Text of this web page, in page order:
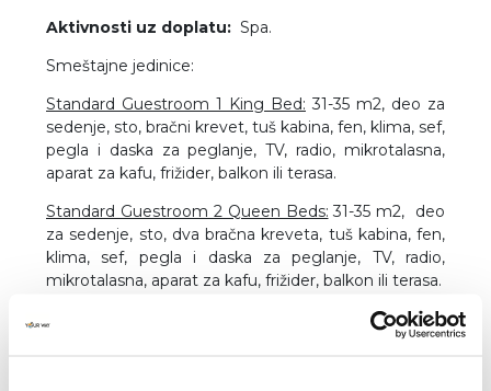
Aktivnosti uz doplatu: Spa.
Smeštajne jedinice:
Standard Guestroom 1 King Bed: 31-35 m2, deo za
sedenje, sto, bračni krevet, tuš kabina, fen, klima, sef,
pegla i daska za peglanje, TV, radio, mikrotalasna,
aparat za kafu, frižider, balkon ili terasa.
Standard Guestroom 2 Queen Beds: 31-35 m2, deo
za sedenje, sto, dva bračna kreveta, tuš kabina, fen,
klima, sef, pegla i daska za peglanje, TV, radio,
mikrotalasna, aparat za kafu, frižider, balkon ili terasa.